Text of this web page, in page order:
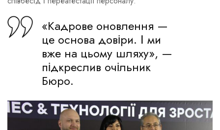
«Кадрове оновлення —
це основа довіри. І ми
вже на цьому шляху», —
підкреслив очільник
Бюро.